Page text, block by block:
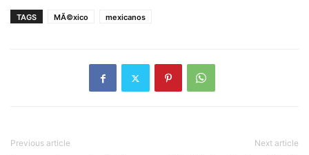
TAGS MÃ©xico mexicanos
Previous article Next article